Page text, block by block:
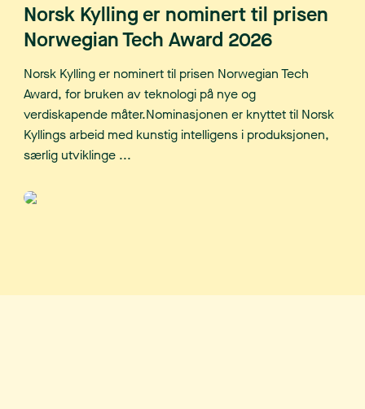
Norsk Kylling er nominert til prisen
Norwegian Tech Award 2026
Norsk Kylling er nominert til prisen Norwegian Tech
Award, for bruken av teknologi på nye og
verdiskapende måter.Nominasjonen er knyttet til Norsk
Kyllings arbeid med kunstig intelligens i produksjonen,
særlig utviklinge ...